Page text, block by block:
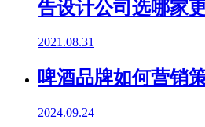
告设计公司选哪家
2021.08.31
啤酒品牌如何营销
2024.09.24